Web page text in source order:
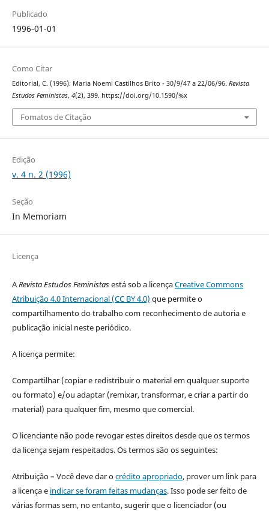
Publicado
1996-01-01
Como Citar
Editorial, C. (1996). Maria Noemi Castilhos Brito - 30/9/47 a 22/06/96. Revista
Estudos Feministas, 4(2), 399. https://doi.org/10.1590/%x
Fomatos de Citação
Edição
v. 4 n. 2 (1996)
Seção
In Memoriam
Licença
ARevista Estudos Feministasestá sob a licençaCreative Commons
Atribuição 4.0 Internacional (CC BY 4.0) que permite o
compartilhamento do trabalho com reconhecimento de autoria e
publicação inicial neste periódico.
A licença permite:
Compartilhar (copiar e redistribuir o material em qualquer suporte
ou formato) e/ou adaptar (remixar, transformar, e criar a partir do
material) para qualquer fim, mesmo que comercial.
O licenciante não pode revogar estes direitos desde que os termos
da licença sejam respeitados. Os termos são os seguintes:
Atribuição – Você deve dar ocrédito apropriado, prover um link para
a licença e indicar se foram feitas mudanças. Isso pode ser feito de
várias formas sem, no entanto, sugerir que o licenciador (ou